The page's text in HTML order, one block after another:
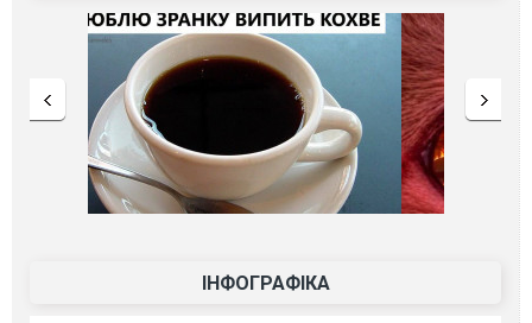
ІНФОГРАФІКА